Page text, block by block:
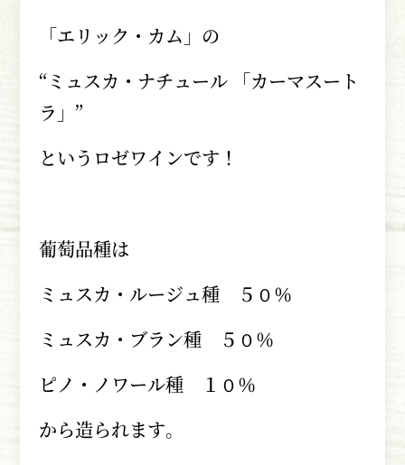
「エリック・カム」の
“ミュスカ・ナチュール 「カーマスート
ラ」”
というロゼワインです！
葡萄品種は
ミュスカ・ルージュ種 ５０％
ミュスカ・ブラン種 ５０％
ピノ・ノワール種 １０％
から造られます。